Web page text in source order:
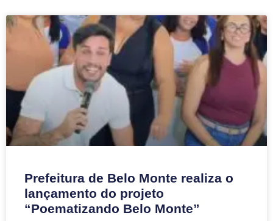
Prefeitura de Belo Monte realiza o
lançamento do projeto
“Poematizando Belo Monte”